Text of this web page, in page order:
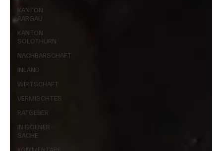
KANTON
AARGAU
KANTON
SOLOTHURN
NACHBARSCHAFT
INLAND
WIRTSCHAFT
VERMISCHTES
RATGEBER
IN EIGENER
SACHE
KOMMENTARE